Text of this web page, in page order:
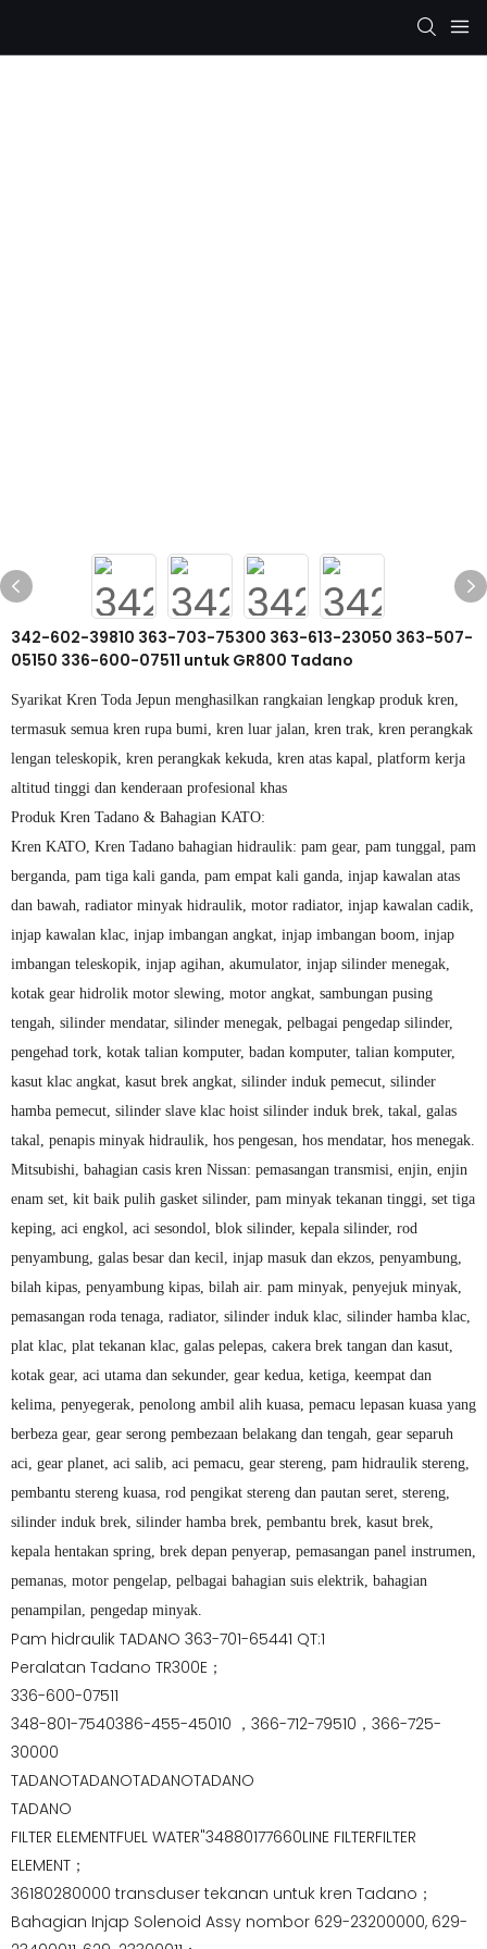
342-602-39810 363-703-75300 363-613-23050 363-507-
05150 336-600-07511 untuk GR800 Tadano
Syarikat Kren Toda Jepun menghasilkan rangkaian lengkap produk kren,
termasuk semua kren rupa bumi, kren luar jalan, kren trak, kren perangkak
lengan teleskopik, kren perangkak kekuda, kren atas kapal, platform kerja
altitud tinggi dan kenderaan profesional khas
Produk Kren Tadano & Bahagian KATO:
Kren KATO, Kren Tadano bahagian hidraulik: pam gear, pam tunggal, pam
berganda, pam tiga kali ganda, pam empat kali ganda, injap kawalan atas
dan bawah, radiator minyak hidraulik, motor radiator, injap kawalan cadik,
injap kawalan klac, injap imbangan angkat, injap imbangan boom, injap
imbangan teleskopik, injap agihan, akumulator, injap silinder menegak,
kotak gear hidrolik motor slewing, motor angkat, sambungan pusing
tengah, silinder mendatar, silinder menegak, pelbagai pengedap silinder,
pengehad tork, kotak talian komputer, badan komputer, talian komputer,
kasut klac angkat, kasut brek angkat, silinder induk pemecut, silinder
hamba pemecut, silinder slave klac hoist silinder induk brek, takal, galas
takal, penapis minyak hidraulik, hos pengesan, hos mendatar, hos menegak.
Mitsubishi, bahagian casis kren Nissan: pemasangan transmisi, enjin, enjin
enam set, kit baik pulih gasket silinder, pam minyak tekanan tinggi, set tiga
keping, aci engkol, aci sesondol, blok silinder, kepala silinder, rod
penyambung, galas besar dan kecil, injap masuk dan ekzos, penyambung,
bilah kipas, penyambung kipas, bilah air. pam minyak, penyejuk minyak,
pemasangan roda tenaga, radiator, silinder induk klac, silinder hamba klac,
plat klac, plat tekanan klac, galas pelepas, cakera brek tangan dan kasut,
kotak gear, aci utama dan sekunder, gear kedua, ketiga, keempat dan
kelima, penyegerak, penolong ambil alih kuasa, pemacu lepasan kuasa yang
berbeza gear, gear serong pembezaan belakang dan tengah, gear separuh
aci, gear planet, aci salib, aci pemacu, gear stereng, pam hidraulik stereng,
pembantu stereng kuasa, rod pengikat stereng dan pautan seret, stereng,
silinder induk brek, silinder hamba brek, pembantu brek, kasut brek,
kepala hentakan spring, brek depan penyerap, pemasangan panel instrumen,
pemanas, motor pengelap, pelbagai bahagian suis elektrik, bahagian
penampilan, pengedap minyak.
Pam hidraulik TADANO 363-701-65441 QT:1
Peralatan Tadano TR300E；
336-600-07511
348-801-7540386-455-45010 ，366-712-79510，366-725-
30000
TADANOTADANOTADANOTADANO
TADANO
FILTER ELEMENTFUEL WATER"34880177660LINE FILTERFILTER
ELEMENT；
36180280000 transduser tekanan untuk kren Tadano；
Bahagian Injap Solenoid Assy nombor 629-23200000, 629-